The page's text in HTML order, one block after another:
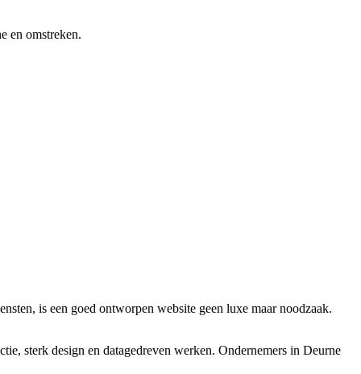
en omstreken.
is een goed ontworpen website geen luxe maar noodzaak.
sterk design en datagedreven werken. Ondernemers in Deurne